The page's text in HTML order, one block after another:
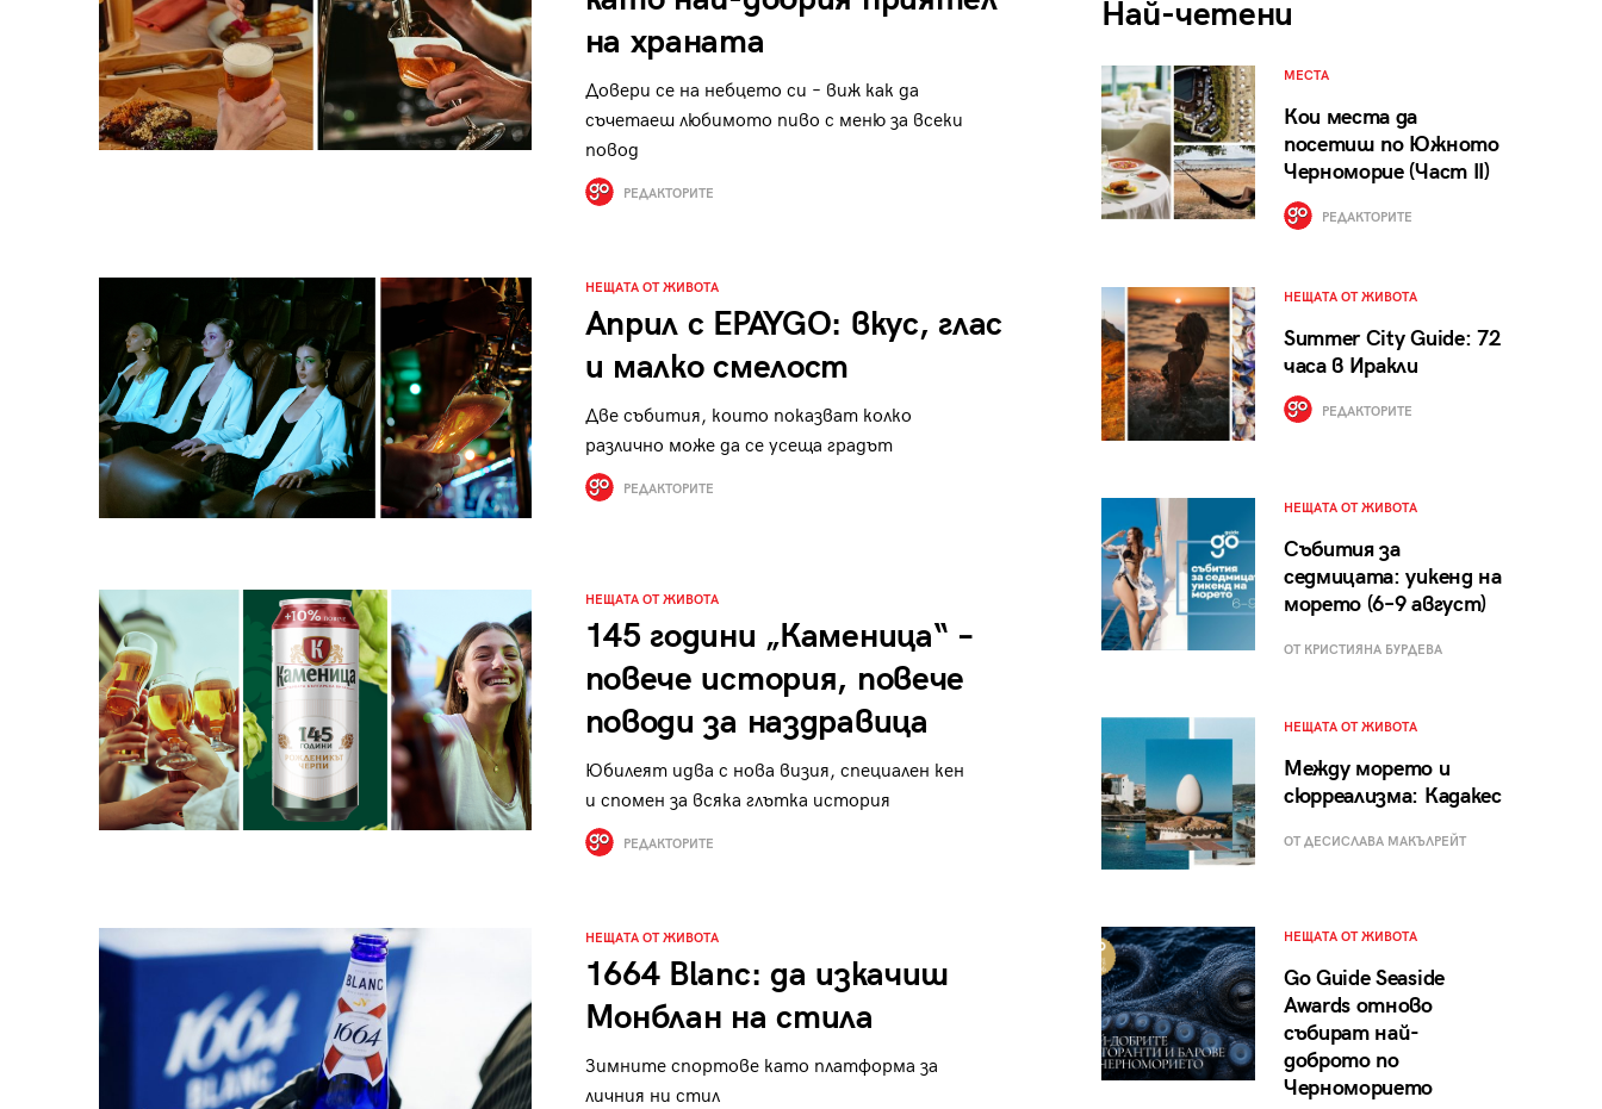
на храната
Довери се на небцето си – виж как да
съчетаеш любимото пиво с меню за всеки
повод
РЕДАКТОРИТЕ
НЕЩАТА ОТ ЖИВОТА
Април с EPAYGO: вкус, глас
и малко смелост
Две събития, които показват колко
различно може да се усеща градът
РЕДАКТОРИТЕ
НЕЩАТА ОТ ЖИВОТА
145 години „Каменица“ –
повече история, повече
поводи за наздравица
Юбилеят идва с нова визия, специален кен
и спомен за всяка глътка история
РЕДАКТОРИТЕ
НЕЩАТА ОТ ЖИВОТА
1664 Blanc: да изкачиш
Монблан на стила
Зимните спортове като платформа за
личния ни стил
Най-четени
МЕСТА
Кои места да
посетиш по Южното
Черноморие (Част II)
РЕДАКТОРИТЕ
НЕЩАТА ОТ ЖИВОТА
Summer City Guide: 72
часа в Иракли
РЕДАКТОРИТЕ
НЕЩАТА ОТ ЖИВОТА
Събития за
седмицата: уикенд на
морето (6–9 август)
ОТ КРИСТИЯНА БУРДЕВА
НЕЩАТА ОТ ЖИВОТА
Между морето и
сюрреализма: Кадакес
ОТ ДЕСИСЛАВА МАКЪЛРЕЙТ
НЕЩАТА ОТ ЖИВОТА
Go Guide Seaside
Awards отново
събират най-
доброто по
Черноморието